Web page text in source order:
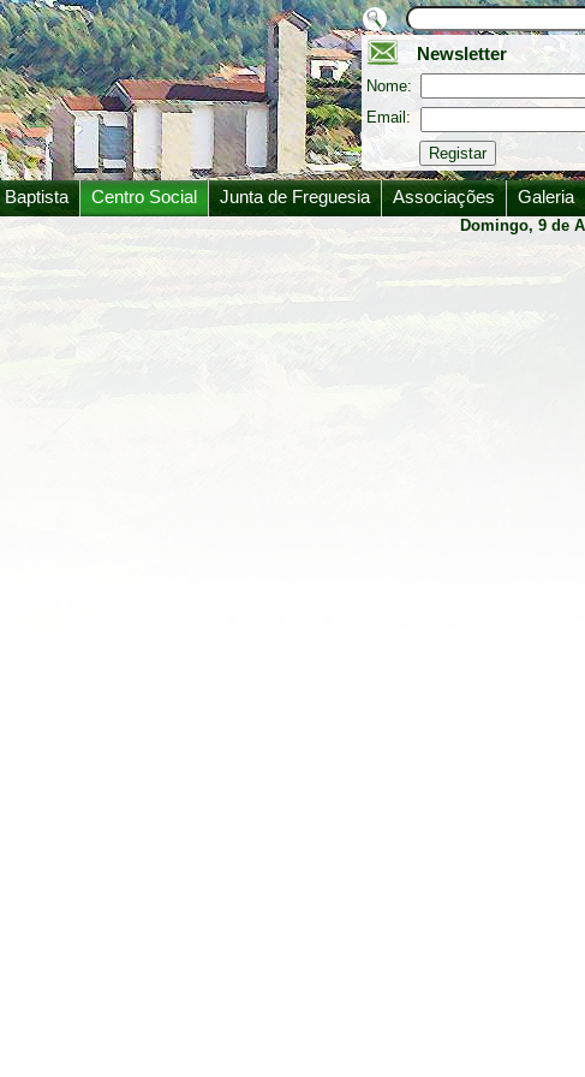
Newsletter
Nome:
Email:
Baptista Centro Social Junta de Freguesia Associações Galeria
Domingo, 9 de